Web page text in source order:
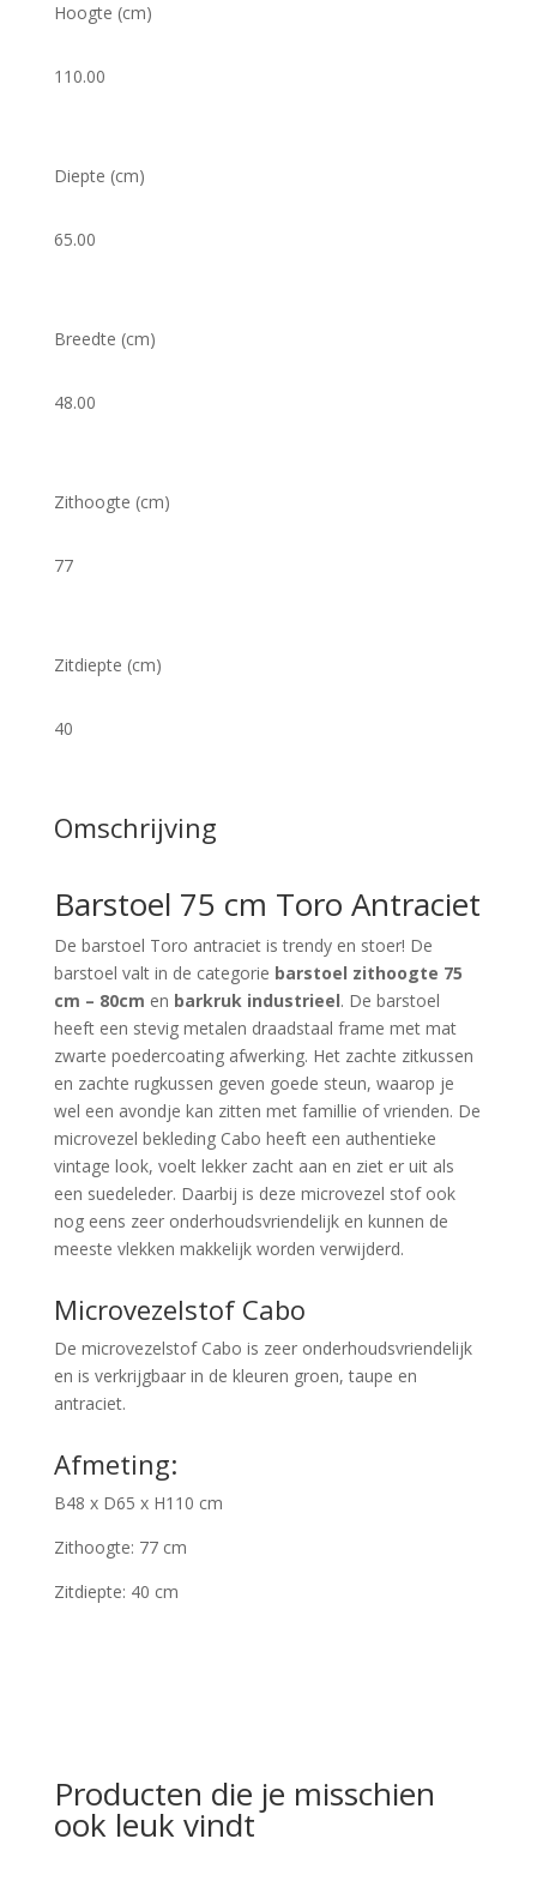
Hoogte (cm)
110.00
Diepte (cm)
65.00
Breedte (cm)
48.00
Zithoogte (cm)
77
Zitdiepte (cm)
40
Omschrijving
Barstoel 75 cm Toro Antraciet
De barstoel Toro antraciet is trendy en stoer! De
barstoel valt in de categorie barstoel zithoogte 75
cm – 80cm en barkruk industrieel. De barstoel
heeft een stevig metalen draadstaal frame met mat
zwarte poedercoating afwerking. Het zachte zitkussen
en zachte rugkussen geven goede steun, waarop je
wel een avondje kan zitten met famillie of vrienden. De
microvezel bekleding Cabo heeft een authentieke
vintage look, voelt lekker zacht aan en ziet er uit als
een suedeleder. Daarbij is deze microvezel stof ook
nog eens zeer onderhoudsvriendelijk en kunnen de
meeste vlekken makkelijk worden verwijderd.
Microvezelstof Cabo
De microvezelstof Cabo is zeer onderhoudsvriendelijk
en is verkrijgbaar in de kleuren groen, taupe en
antraciet.
Afmeting:
B48 x D65 x H110 cm
Zithoogte: 77 cm
Zitdiepte: 40 cm
Producten die je misschien
ook leuk vindt